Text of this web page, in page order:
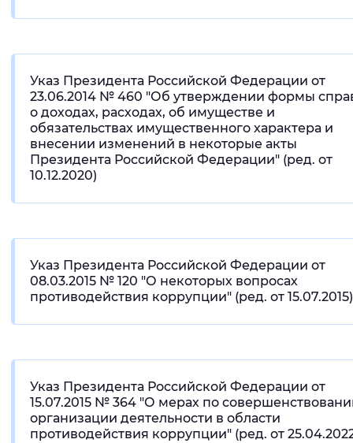
Указ Президента Российской Федерации от
23.06.2014 № 460 "Об утверждении формы
о доходах, расходах, об имуществе и
обязательствах имущественного характера и
внесении изменений в некоторые акты
Президента Российской Федерации" (ред. от
10.12.2020)
Указ Президента Российской Федерации от
08.03.2015 № 120 "О некоторых вопросах
противодействия коррупции" (ред. от 15.07.2015)
Указ Президента Российской Федерации от
15.07.2015 № 364 "О мерах по
организации деятельности в области
противодействия коррупции" (ред. от